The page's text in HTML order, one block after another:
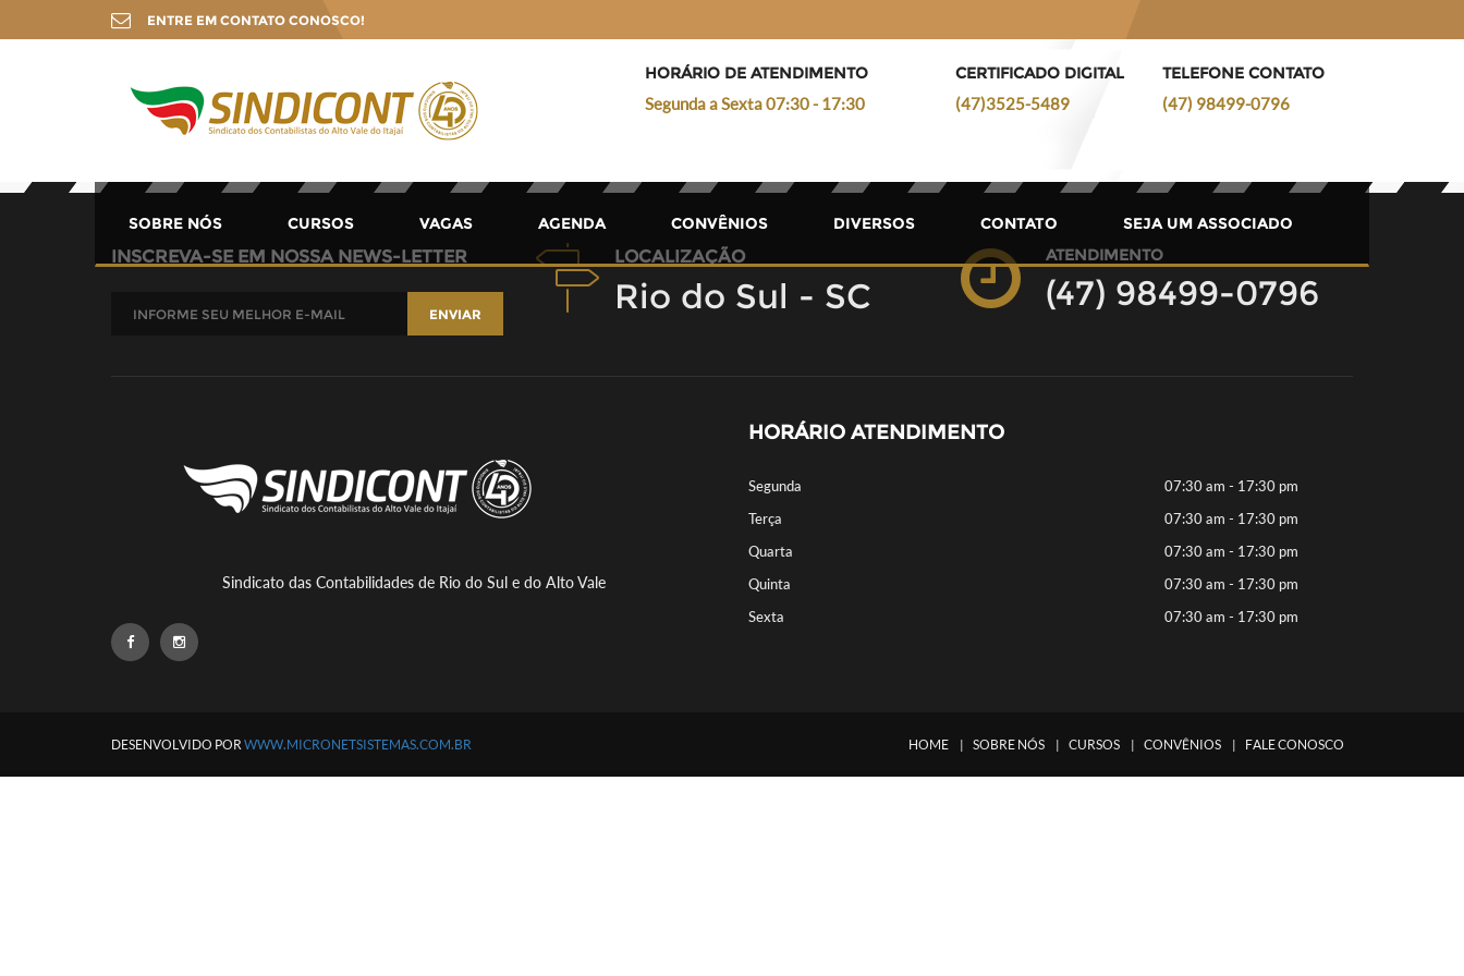
ENTRE EM CONTATO CONOSCO!
HORÁRIO DE ATENDIMENTO
Segunda a Sexta 07:30 - 17:30
CERTIFICADO DIGITAL
(47)3525-5489
TELEFONE CONTATO
(47) 98499-0796
SOBRE NÓS CURSOS VAGAS AGENDA CONVÊNIOS DIVERSOS CONTATO SEJA UM ASSOCIADO
INSCREVA-SE EM NOSSA NEWS-LETTER LOCALIZAÇÃO
Rio do Sul - SC
ATENDIMENTO
(47) 98499-0796
Sindicato das Contabilidades de Rio do Sul e do Alto Vale
HORÁRIO ATENDIMENTO
Segunda
07:30 am - 17:30 pm
Terça
07:30 am - 17:30 pm
Quarta
07:30 am - 17:30 pm
Quinta
07:30 am - 17:30 pm
Sexta
07:30 am - 17:30 pm
DESENVOLVIDO PORWWW.MICRONETSISTEMAS.COM.BR HOME SOBRE NÓS CURSOS CONVÊNIOS FALE CONOSCO